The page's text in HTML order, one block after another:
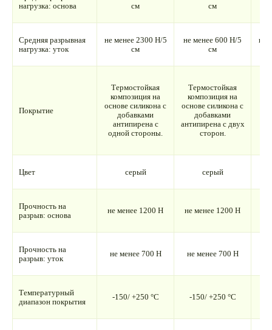
нагрузка: основа
см
см
Средняя разрывная
нагрузка: уток
не менее 2300 Н/5
см
не менее 600 Н/5
см
не
Покрытие
Термостойкая
композиция на
основе силикона с
добавками
антипирена с
одной стороны.
Термостойкая
композиция на
основе силикона с
добавками
антипирена с двух
сторон.
Цвет серый серый
Прочность на
разрыв: основа
не менее 1200 Н не менее 1200 Н
Прочность на
разрыв: уток
не менее 700 Н не менее 700 Н
Температурный
диапазон покрытия
-150/ +250 °С -150/ +250 °С